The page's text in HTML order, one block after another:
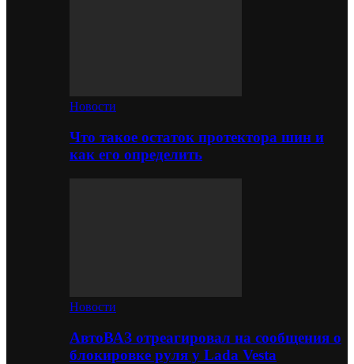
Новости
Что такое остаток протектора шин и
как его определить
Новости
АвтоВАЗ отреагировал на сообщения о
блокировке руля у Lada Vesta